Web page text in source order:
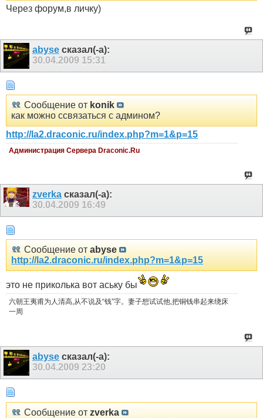
Через форум,в личку)
abyse сказал(-а):
30.04.2009 15:31
Сообщение от konik
как можно ссвязаться с админом?
http://la2.draconic.ru/index.php?m=1&p=15
Администрация Сервера Draconic.Ru
zverka сказал(-а):
30.04.2009 16:49
Сообщение от abyse
http://la2.draconic.ru/index.php?m=1&p=15
это не приколька вот аську бы
六朝王夷甫为人清高,从不说及“钱”字。妻子想试试他,把铜钱串起来绕床
一周
abyse сказал(-а):
30.04.2009 23:20
Сообщение от zverka